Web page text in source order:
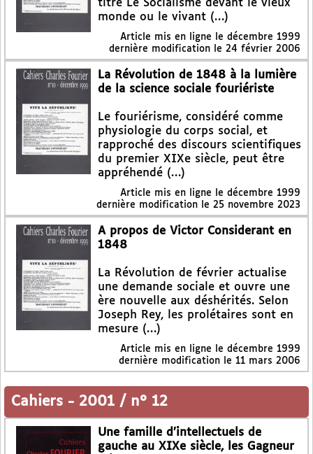
titre Le Socialisme devant le vieux
monde ou le vivant (…)
Article mis en ligne le décembre 1999
dernière modification le 24 février 2006
La Révolution de 1848 à la lumière
de la science sociale fouriériste
Le fouriérisme, considéré comme
physiologie du corps social, et
rapproché des discours scientifiques
du premier XIXe siècle, peut être
appréhendé (…)
Article mis en ligne le décembre 1999
dernière modification le 25 novembre 2023
A propos de Victor Considerant en
1848
La Révolution de février actualise
une demande sociale et ouvre une
ère nouvelle aux déshérités. Selon
Joseph Rey, les prolétaires sont en
mesure (…)
Article mis en ligne le décembre 1999
dernière modification le 11 mars 2006
Cahiers - 2001 / n° 12
Une famille d’intellectuels de
gauche au XIXe siècle, les Gagneur